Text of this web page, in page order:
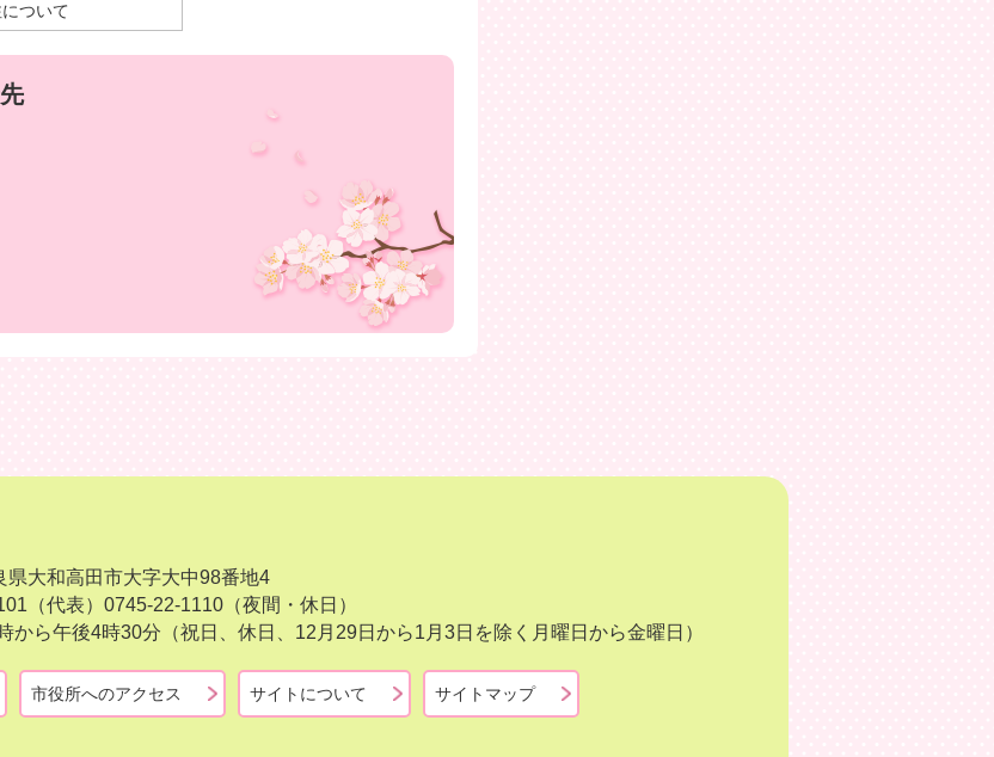
ついて
大和高田市大字大中98番地4
（代表） 0745-22-1110（夜間・休日）
から午後4時30分（祝日、休日、12月29日から1月3日を除く月曜日から金曜日）
市役所へのアクセス サイトについて サイトマップ